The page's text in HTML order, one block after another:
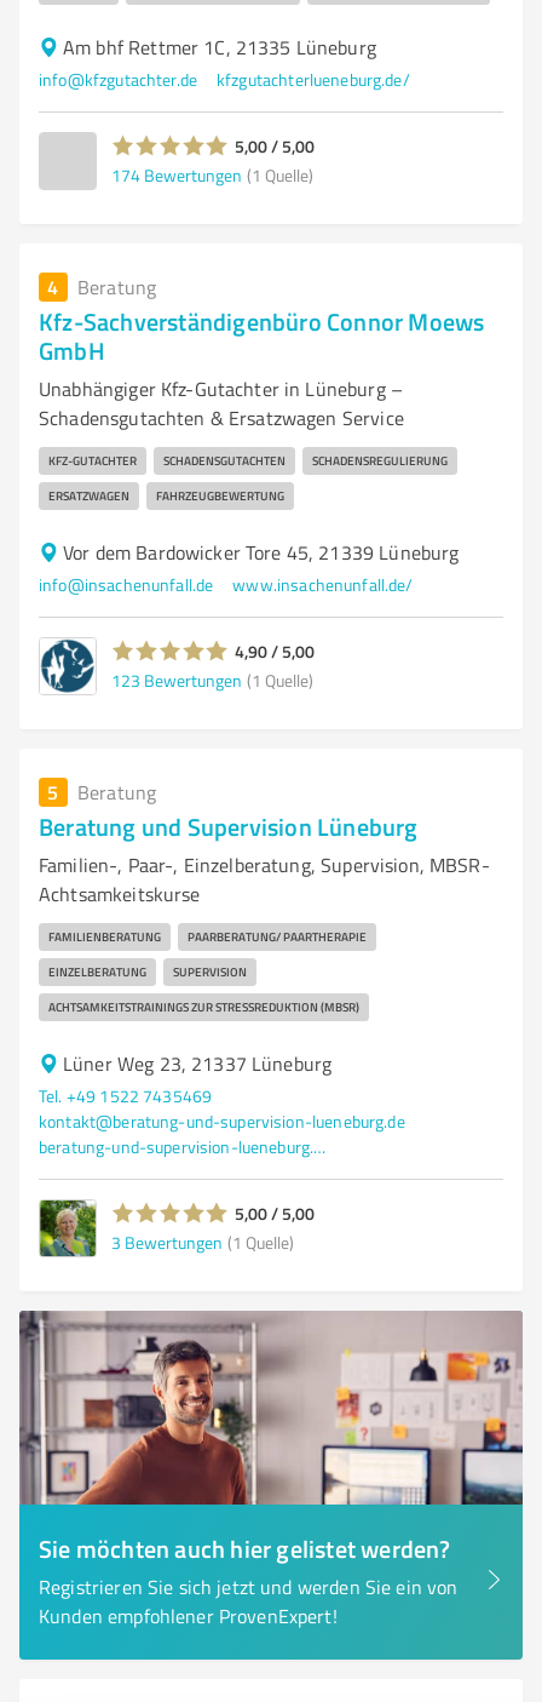
Am bhf Rettmer 1C, 21335 Lüneburg
info@kfzgutachter.de kfzgutachterlueneburg.de/
5,00 / 5,00
174 Bewertungen (1 Quelle)
4 Beratung
Kfz-Sachverständigenbüro Connor Moews
GmbH
Unabhängiger Kfz-Gutachter in Lüneburg –
Schadensgutachten & Ersatzwagen Service
KFZ-GUTACHTER SCHADENSGUTACHTEN SCHADENSREGULIERUNG
ERSATZWAGEN FAHRZEUGBEWERTUNG
Vor dem Bardowicker Tore 45, 21339 Lüneburg
info@insachenunfall.de www.insachenunfall.de/
4,90 / 5,00
123 Bewertungen (1 Quelle)
5 Beratung
Beratung und Supervision Lüneburg
Familien-, Paar-, Einzelberatung, Supervision, MBSR-
Achtsamkeitskurse
FAMILIENBERATUNG PAARBERATUNG/ PAARTHERAPIE
EINZELBERATUNG SUPERVISION
ACHTSAMKEITSTRAININGS ZUR STRESSREDUKTION (MBSR)
Lüner Weg 23, 21337 Lüneburg
Tel. +49 1522 7435469
kontakt@beratung-und-supervision-lueneburg.de
beratung-und-supervision-lueneburg.de/
5,00 / 5,00
3 Bewertungen (1 Quelle)
Sie möchten auch hier gelistet werden?
Registrieren Sie sich jetzt und werden Sie ein von
Kunden empfohlener ProvenExpert!